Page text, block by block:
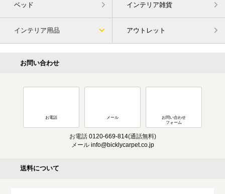
ベッド インテリア雑貨
インテリア用品 アウトレット
お問い合わせ
お電話 メール
お問い合わせ
フォーム
お電話 0120-669-814(通話無料)
メール info@bicklycarpet.co.jp
送料について